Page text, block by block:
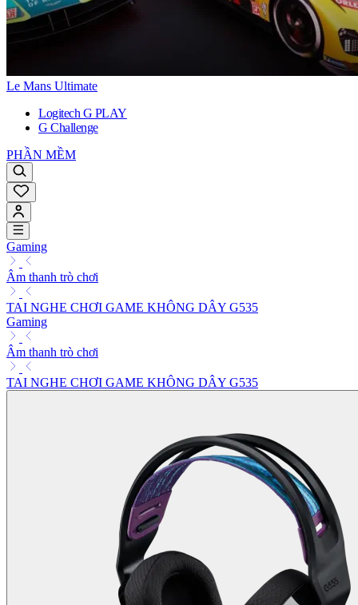
Le Mans Ultimate
Logitech G PLAY
G Challenge
PHẦN MỀM
Gaming
Âm thanh trò chơi
TAI NGHE CHƠI GAME KHÔNG DÂY G535
Gaming
Âm thanh trò chơi
TAI NGHE CHƠI GAME KHÔNG DÂY G535